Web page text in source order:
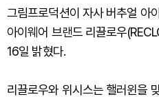
그림프로덕션이 자사 버추얼 아
아이웨어 브랜드 리끌로우
16일 밝혔다.
리끌로우와 위시스는 핼러윈을